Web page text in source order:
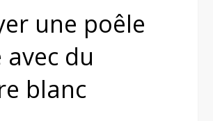
une poêle
du
blanc